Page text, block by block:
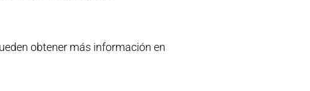
obtener más información en